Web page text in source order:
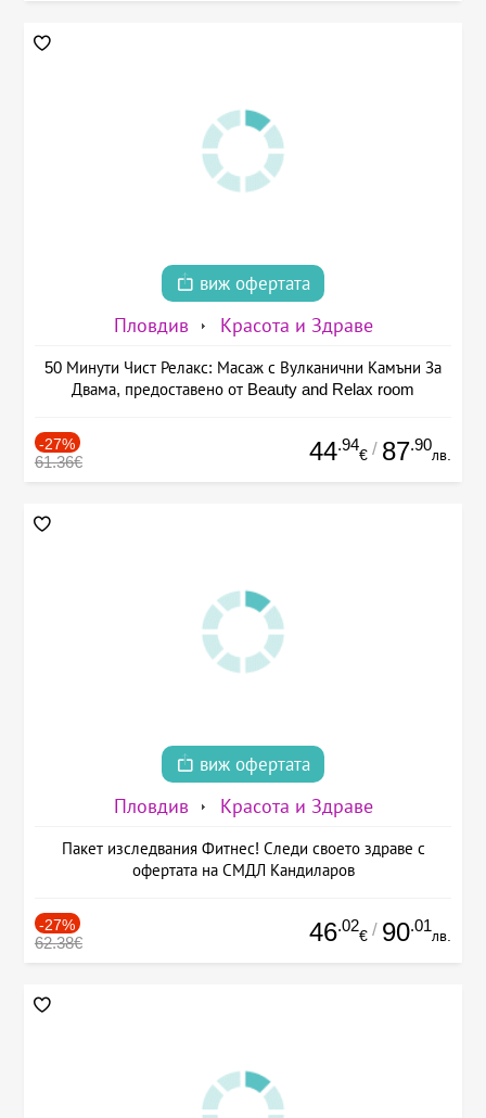
виж офертата
Пловдив Красота и Здраве
50 Минути Чист Релакс: Масаж с Вулканични Камъни За
Двама, предоставено от Beauty and Relax room
-27%
61.36€ 44.94
€ / 87.90
лв.
виж офертата
Пловдив Красота и Здраве
Пакет изследвания Фитнес! Следи своето здраве с
офертата на СМДЛ Кандиларов
-27%
62.38€ 46.02
€ / 90.01
лв.